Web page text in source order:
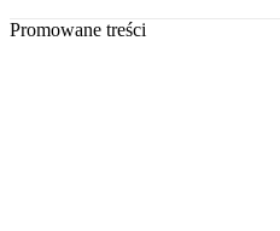
Promowane treści